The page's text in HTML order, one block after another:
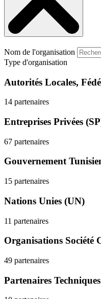
Nom de l'organisation
Type d'organisation
Autorités Locales,
14 partenaires
Entreprises Privées
67 partenaires
Gouvernement
15 partenaires
Nations Unies (UN)
11 partenaires
Organisations Société
49 partenaires
Partenaires